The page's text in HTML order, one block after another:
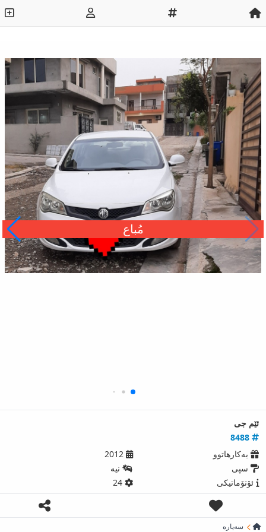
مُباع
ئێم جی
بەکارھاتوو
سپی
نیه‌
ئۆتۆماتیکی
سەیارە